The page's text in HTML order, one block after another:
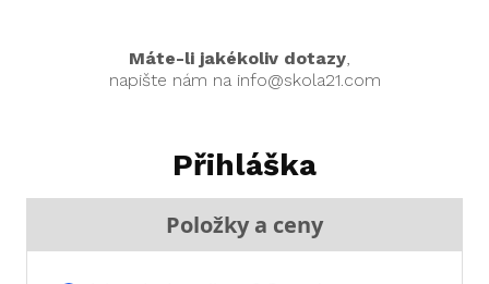
Máte-li jakékoliv dotazy,
napište nám na info@skola21.com
Přihláška
Položky a ceny